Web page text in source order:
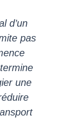
d’un
pas
une